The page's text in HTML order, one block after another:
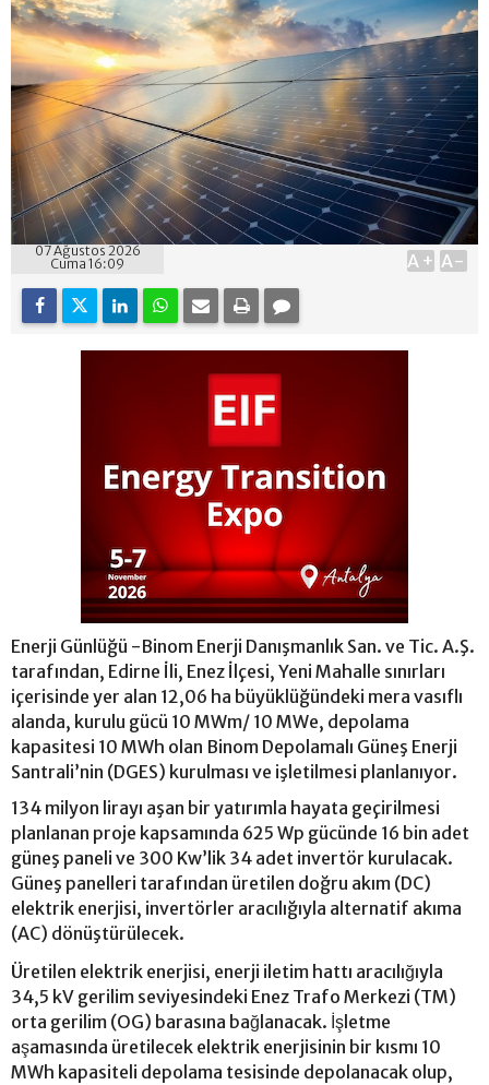
07 Ağustos 2026
Cuma 16:09
A+ A-
Enerji Günlüğü -Binom Enerji Danışmanlık San. ve Tic. A.Ş.
tarafından, Edirne İli, Enez İlçesi, Yeni Mahalle sınırları
içerisinde yer alan 12,06 ha büyüklüğündeki mera vasıflı
alanda, kurulu gücü 10 MWm/ 10 MWe, depolama
kapasitesi 10 MWh olan Binom Depolamalı Güneş Enerji
Santrali’nin (DGES) kurulması ve işletilmesi planlanıyor.
134 milyon lirayı aşan bir yatırımla hayata geçirilmesi
planlanan proje kapsamında 625 Wp gücünde 16 bin adet
güneş paneli ve 300 Kw’lik 34 adet invertör kurulacak.
Güneş panelleri tarafından üretilen doğru akım (DC)
elektrik enerjisi, invertörler aracılığıyla alternatif akıma
(AC) dönüştürülecek.
Üretilen elektrik enerjisi, enerji iletim hattı aracılığıyla
34,5 kV gerilim seviyesindeki Enez Trafo Merkezi (TM)
orta gerilim (OG) barasına bağlanacak. İşletme
aşamasında üretilecek elektrik enerjisinin bir kısmı 10
MWh kapasiteli depolama tesisinde depolanacak olup,